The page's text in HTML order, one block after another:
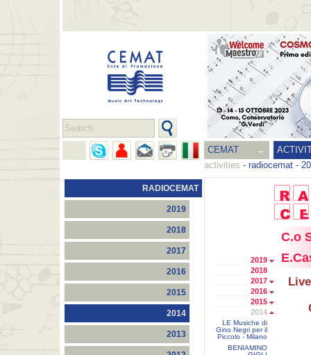
CEMAT
activities - radiocemat -
RADIOCEMAT
2019
2018
2017
2016
2015
2014
2013
2019
2018
2017
2016
2015
2014
LE Musiche di
Gino Negri per il
Piccolo - Milano
BENIAMINO
C.o